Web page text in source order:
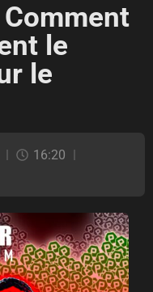
le
le
16:20